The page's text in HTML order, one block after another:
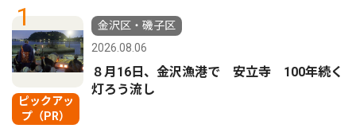
1
ピックアッ
プ（PR）
金沢区・磯子区
2026.08.06
８月16日、金沢漁港で 安立寺 100年続く
灯ろう流し